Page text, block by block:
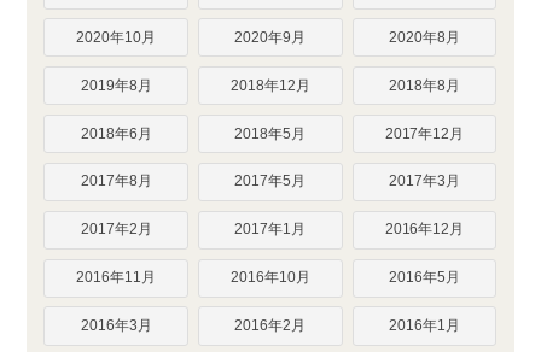
2020年10月 2020年9月 2020年8月
2019年8月 2018年12月 2018年8月
2018年6月 2018年5月 2017年12月
2017年8月 2017年5月 2017年3月
2017年2月 2017年1月 2016年12月
2016年11月 2016年10月 2016年5月
2016年3月 2016年2月 2016年1月